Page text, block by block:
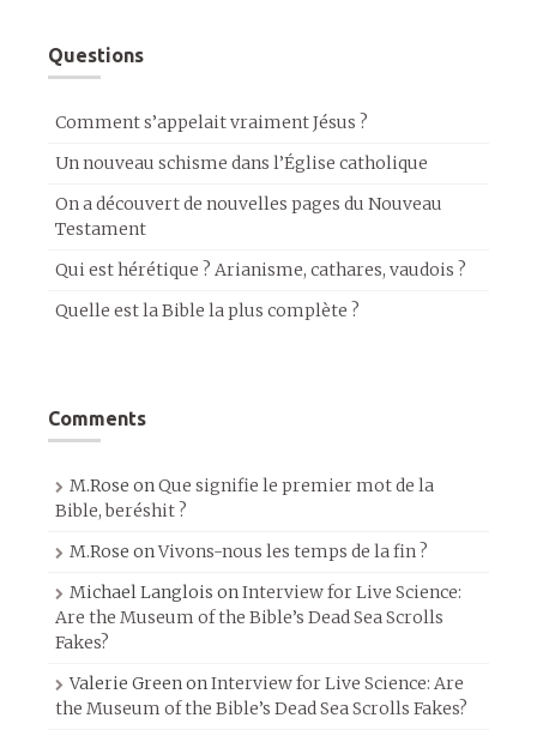
Questions
Comment s’appelait vraiment Jésus ?
Un nouveau schisme dans l’Église catholique
On a découvert de nouvelles pages du Nouveau
Testament
Qui est hérétique ? Arianisme, cathares, vaudois ?
Quelle est la Bible la plus complète ?
Comments
M.Rose onQue signifie le premier mot de la
Bible, beréshit ?
M.Rose onVivons-nous les temps de la fin ?
Michael Langlois onInterview for Live Science:
Are the Museum of the Bible’s Dead Sea Scrolls
Fakes?
Valerie GreenonInterview for Live Science: Are
the Museum of the Bible’s Dead Sea Scrolls Fakes?